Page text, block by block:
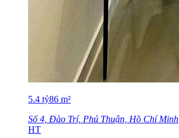
5.4 tỷ86 m²
Số 4, Đào Trí, Phú Thuận, Hồ Chí Minh
HT